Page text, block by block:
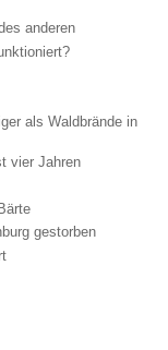
anderen
als Waldbrände in
vier Jahren
gestorben